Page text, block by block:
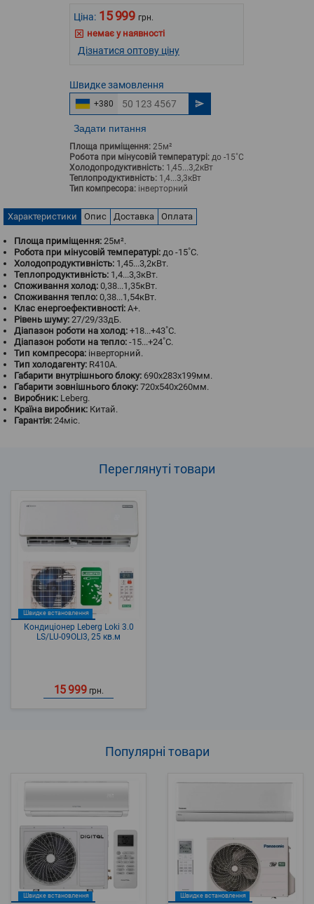
Ціна: 15 999 грн.
немає у наявності
Дізнатися оптову ціну
Швидкезамовлення
+380
Задати питання
Площа приміщення: 25м²
Робота при мінусовій температурі: до -15˚С
Холодопродуктивність: 1,45...3,2кВт
Теплопродуктивність: 1,4...3,3кВт
Тип компресора: інверторний
Характеристики Опис Доставка Оплата
Площа приміщення: 25м².
Робота при мінусовій температурі: до -15˚С.
Холодопродуктивність: 1,45...3,2кВт.
Теплопродуктивність: 1,4...3,3кВт.
Споживання холод: 0,38...1,35кВт.
Споживання тепло: 0,38...1,54кВт.
Клас енергоефективності: A+.
Рівень шуму: 27/29/33дБ.
Діапазон роботи на холод: +18...+43˚С.
Діапазон роботи на тепло: -15...+24˚С.
Тип компресора: інверторний.
Тип холодагенту: R410A.
Габарити внутрішнього блоку: 690х283х199мм.
Габарити зовнішнього блоку: 720х540х260мм.
Виробник: Leberg.
Країна виробник: Китай.
Гарантія: 24міс.
Переглянуті товари
Швидке встановлення
Кондиціонер Leberg Loki 3.0
LS/LU-09OLI3, 25 кв.м
15 999 грн.
Популярні товари
Швидке встановлення Швидке встановлення